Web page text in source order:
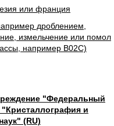
или франция
дроблением,
измельчение или помол
например B02C)
"Федеральный
"Кристаллография и
(RU)